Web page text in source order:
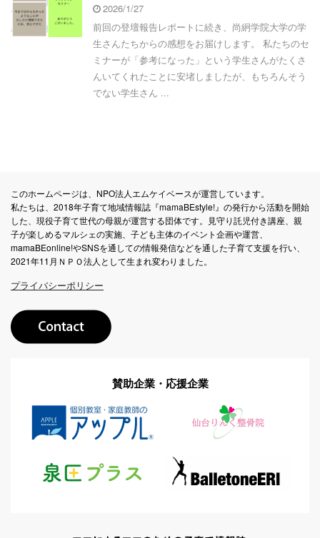
2026/1/27
前回の登壇報告レポートに続き、尚絅学院大学の学
生さんたちからの感想をお届けします。 私たちのセ
ミナーが「参考になった」という学生さんがたくさ
んいてくれたことに安堵しましたが、もちろんそう
でない学生さん ...
このホームページは、NPO法人エムケイベースが運営しています。
私たちは、2018年子育て地域情報誌『mamaBEstyle!』の発行から活動を開始
した、現役子育て世代の母親が運営する団体です。見守り託児付き講座、親
子が楽しめるマルシェの実施、子ども主体のイベント企画や運営、
mamaBEonline!やSNSを通しての情報発信などを通した子育て支援を行い、
2021年11月ＮＰＯ法人として生まれ変わりました。
プライバシーポリシー
賛助企業・応援企業